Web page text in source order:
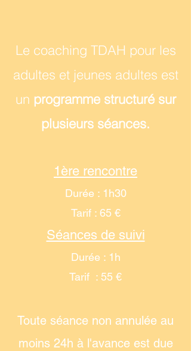
Le coaching TDAH pour les
adultes et jeunes adultes est
un programme structuré sur
plusieurs séances.
1ère rencontre
Durée : 1h30
Tarif : 65 €
Séances de suivi
Durée : 1h
Tarif : 55 €
Toute séance non annulée au
moins 24h à l'avance est due